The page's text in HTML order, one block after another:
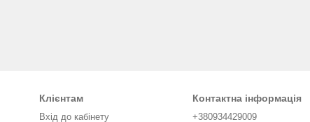
Клієнтам
Вхід до кабінету
Контактна інформація
+380934429009